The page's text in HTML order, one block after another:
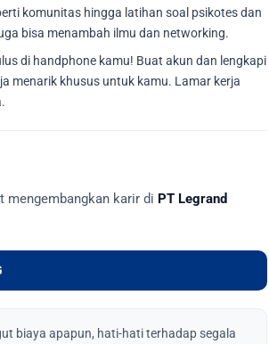
komunitas hingga latihan soal psikotes dan
bisa menambah ilmu dan networking.
di handphone kamu! Buat akun dan lengkapi
menarik khusus untuk kamu. Lamar kerja
mengembangkan karir di PT Legrand
biaya apapun, hati-hati terhadap segala